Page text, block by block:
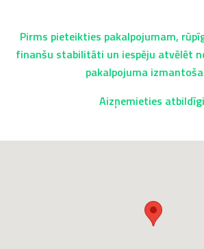
Pirms pieteikties pakalpojumam,
finanšu stabilitāti un iespēju atvēlēt
pakalpojuma
Aizņemieties